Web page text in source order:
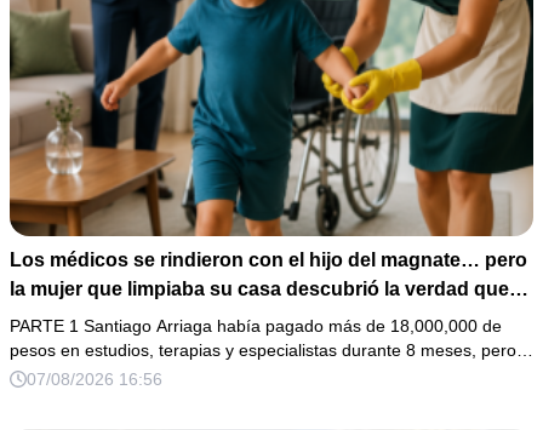
Los médicos se rindieron con el hijo del magnate… pero
la mujer que limpiaba su casa descubrió la verdad que
nadie quiso escuchar.
PARTE 1 Santiago Arriaga había pagado más de 18,000,000 de
pesos en estudios, terapias y especialistas durante 8 meses, pero…
07/08/2026 16:56